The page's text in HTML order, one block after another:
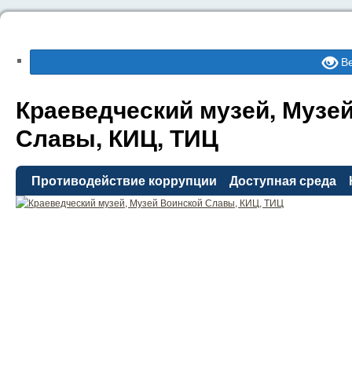
Краеведческий музей,
Славы, КИЦ, ТИЦ
Противодействие коррупции Доступная среда